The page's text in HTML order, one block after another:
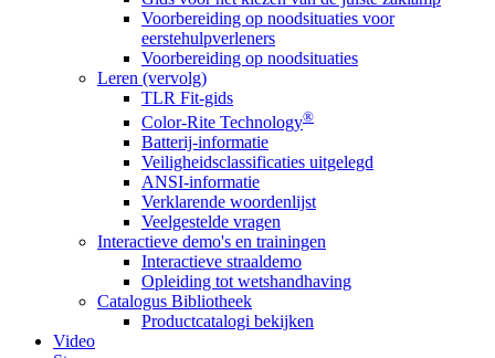
Voorbereiding op noodsituaties voor
eerstehulpverleners
Voorbereiding op noodsituaties
Leren (vervolg)
TLR Fit-gids
Color-Rite Technology®
Batterij-informatie
Veiligheidsclassificaties uitgelegd
ANSI-informatie
Verklarende woordenlijst
Veelgestelde vragen
Interactieve demo's en trainingen
Interactieve straaldemo
Opleiding tot wetshandhaving
Catalogus Bibliotheek
Productcatalogi bekijken
Video